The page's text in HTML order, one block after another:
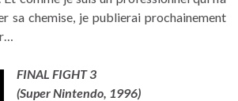
sa chemise, je publierai prochainement
FINAL FIGHT 3
(Super Nintendo, 1996)